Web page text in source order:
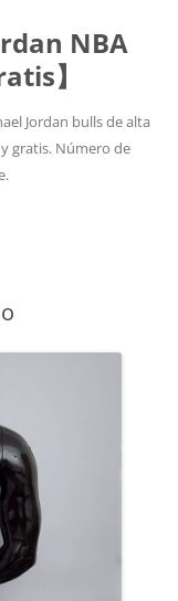
NBA
】
Jordan bulls de alta
gratis. Número de